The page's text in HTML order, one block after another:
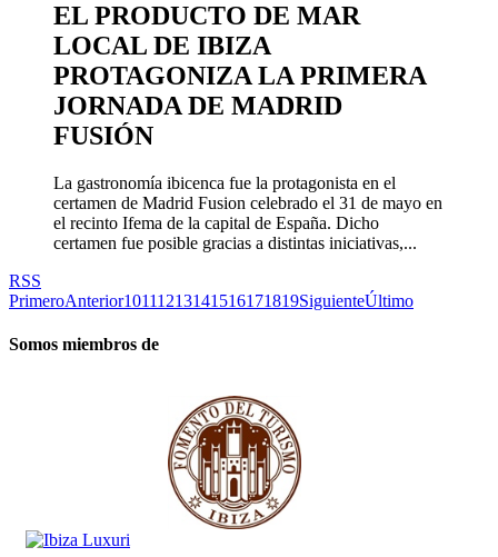
EL PRODUCTO DE MAR
LOCAL DE IBIZA
PROTAGONIZA LA PRIMERA
JORNADA DE MADRID
FUSIÓN
La gastronomía ibicenca fue la protagonista en el
certamen de Madrid Fusion celebrado el 31 de mayo en
el recinto Ifema de la capital de España. Dicho
certamen fue posible gracias a distintas iniciativas,...
RSS
PrimeroAnterior10111213141516171819SiguienteÚltimo
Somos miembros de